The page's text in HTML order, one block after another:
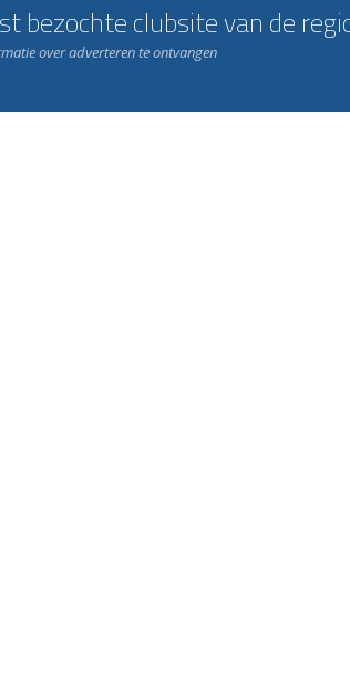
bezochte clubsite van de
over adverteren te ontvangen